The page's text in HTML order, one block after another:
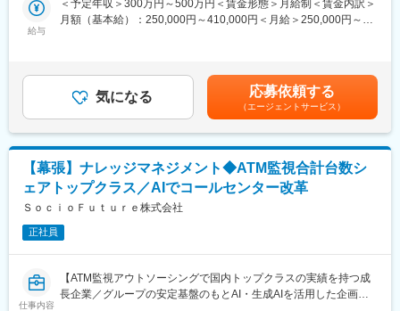
コンサルティング事業本部第一事業部：営業18名（平均年齢30代
後半）
ることを目的としています。自社商品に縛られない提案を行うこ
とで、顧客本位のコンサルティングを実現。2代、3代と続く長期
的な信頼関係を築き、多くのお客様から支持をいただいていま
す。また、上場企業の子会社として安定した基盤を持ちながら、
社員一人ひとりが成長できる環境を整えています。チームでの業
務を重視する文化があり、個人主義ではなく協力し合う環境で働
けます。さらに、キャリアパスも明確で、努力次第で管理職への
昇進も可能です。お客様の課題解決に真摯に向き合い、共に成長
していける方をお待ちしています。
当社の多岐にわたるサービスを組み合わせたクロスセル営業に挑
（1）起業家支援事業起業家支援施設「CHIBA-LABO」の運営
クラウドファンディング（CAMPFIRE等）による資金調達の伴走
（2）ソーシャルブランディング事業
記者会見やプレスリリースを活用したPR戦略のプロデュース
企業の広報顧問、PRコンサルティング、研修
（3）WEBコンテンツ事業
ブランディング映像・動画の企画・制作SNSの戦略設計および運
営支援
（4）CARPONIX（カルポニクス）事業
アクアポニックス（水耕栽培と養殖を掛け合わせた手法）で栽培
給与
＜予定年収＞300万円～500万円＜賃金形態＞月給制＜賃金内訳＞
月額（基本給）：250,000円～410,000円＜月給＞250,000円～
気になる 応募依頼する
（エージェントサービス）
【幕張】ナレッジマネジメント◆ATM監視合計台数シ
ェアトップクラス／AIでコールセンター改革
ＳｏｃｉｏＦｕｔｕｒｅ株式会社
正社員
仕事内容
【ATM監視アウトソーシングで国内トップクラスの実績を持つ成
長企業／グループの安定基盤のもとAI・生成AIを活用した企画に